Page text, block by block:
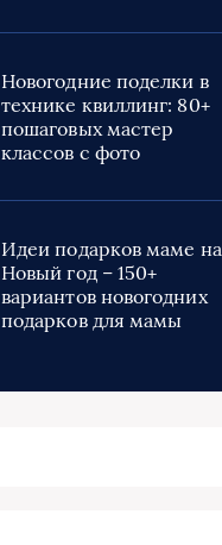
Новогодние поделки в
технике квиллинг: 80+
пошаговых мастер
классов с фото
Идеи подарков маме на
Новый год – 150+
вариантов новогодних
подарков для мамы